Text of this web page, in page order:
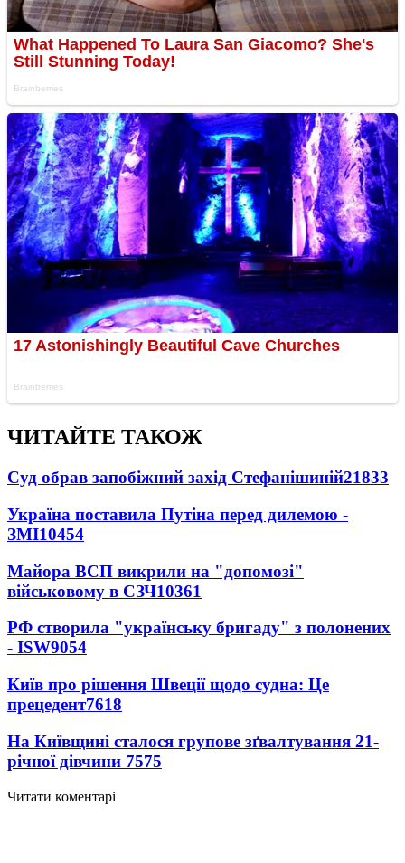
ЧИТАЙТЕ ТАКОЖ
Суд обрав запобіжний захід Стефанішиній21833
Україна поставила Путіна перед дилемою -
ЗМІ10454
Майора ВСП викрили на "допомозі"
військовому в СЗЧ10361
РФ створила "українську бригаду" з полонених
- ISW9054
Київ про рішення Швеції щодо судна: Це
прецедент7618
На Київщині сталося групове зґвалтування 21-
річної дівчини 7575
Читати коментарі